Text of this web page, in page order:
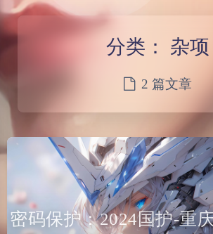
分类： 杂项
2 篇文章
密码保护：2024国护-重